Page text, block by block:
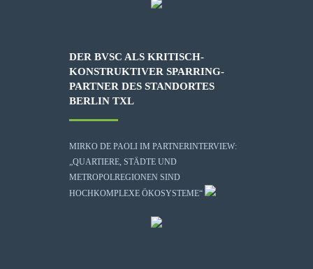
DER BVSC ALS KRITISCH-
KONSTRUKTIVER SPARRING-
PARTNER DES STANDORTES
BERLIN TXL
MIRKO DE PAOLI IM PARTNERINTERVIEW:
„QUARTIERE, STÄDTE UND
METROPOLREGIONEN SIND
HOCHKOMPLEXE ÖKOSYSTEME“